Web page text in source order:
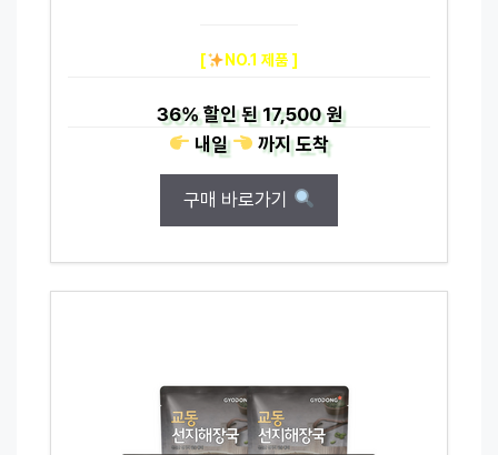
[ NO.1 제품 ]
36%할인 된17,500 원
내일
까지도착
구매 바로가기